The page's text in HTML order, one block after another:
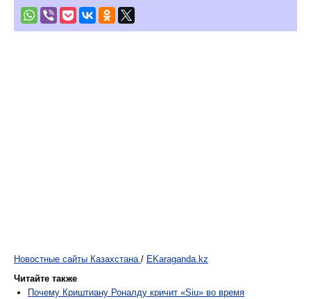
Новостные сайты Казахстана / EKaraganda.kz
Читайте также
Почему Криштиану Роналду кричит «Siu» во время